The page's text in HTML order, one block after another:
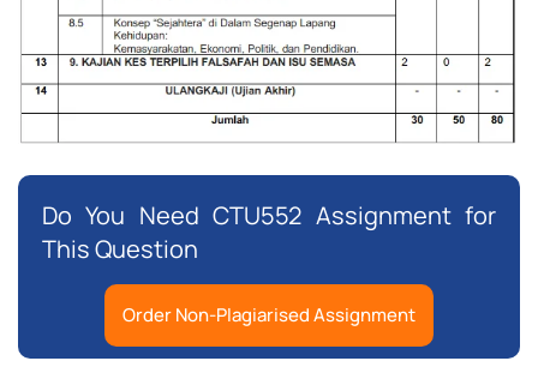
Do You Need CTU552 Assignment for
This Question
Order Non-Plagiarised Assignment